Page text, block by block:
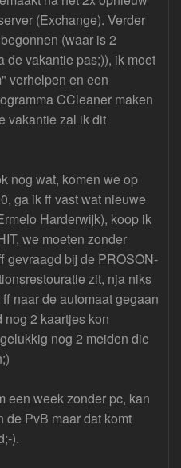
(Exchange). Verder
(waar is 2
de vakantie pas;)), ik moet
verhelpen en een
CCleaner maken
vakantie zal ik dit
nog wat, komen we op
ga ik ff vast wat nieuwe
Harderwijk), koop ik
we moeten zonder
gevraagd bij de PROSON-
zit, nja niks
naar de automaat gegaan
nog 2 kaartjes kon
nog 2 meiden die
een week zonder pc, kan
de PvB maar dat komt
).